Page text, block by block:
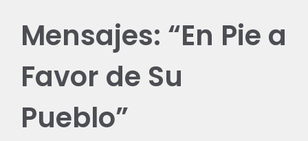
Mensajes: “En Pie a
Favor de Su
Pueblo”